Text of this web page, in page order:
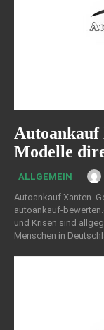
Autoankauf
Modelle
ALLGEMEIN
Autoankauf Xanten.
autoankauf-bewerten.de Autoankauf Xanten Schlagzeilen
und Krisen sind
Menschen in